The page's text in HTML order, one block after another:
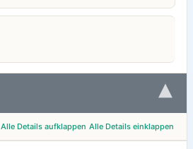
▾
Alle Details aufklappen Alle Details einklappen